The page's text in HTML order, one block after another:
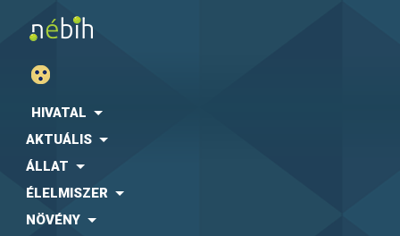
HIVATAL
AKTUÁLIS
ÁLLAT
ÉLELMISZER
NÖVÉNY